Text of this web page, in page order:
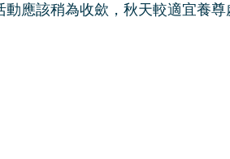
動應該稍為收歛，秋天較適宜養